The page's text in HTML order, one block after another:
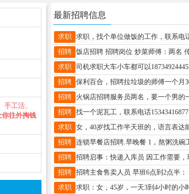
手工活、
你往外掏钱
最新招聘信息
求职
招聘
求职
招聘
招聘
招聘 找一个泥瓦工，联系电话15343416877
求职
招聘
招聘
招聘
求职